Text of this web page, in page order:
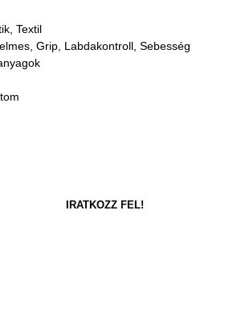
Textil
Grip, Labdakontroll, Sebesség